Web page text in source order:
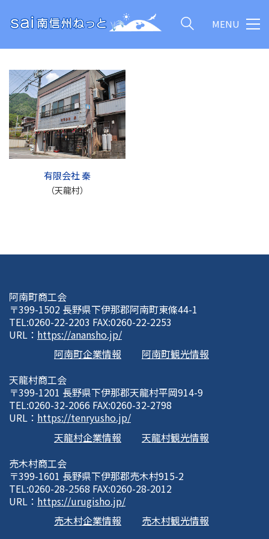
MENU
有限会社 秦
（天龍村）
阿南町商工会
〒399-1502 長野県下伊那郡阿南町東條44-1
TEL:0260-22-2203 FAX:0260-22-2253
URL： https://anansho.jp/
阿南町企業情報
阿南町観光情報
天龍村商工会
〒399-1201 長野県下伊那郡天龍村平岡914-9
TEL:0260-32-2066 FAX:0260-32-2798
URL： https://tenryusho.jp/
天龍村企業情報
天龍村観光情報
売木村商工会
〒399-1601 長野県下伊那郡売木村915-2
TEL:0260-28-2568 FAX:0260-28-2012
URL： https://urugisho.jp/
売木村企業情報
売木村観光情報